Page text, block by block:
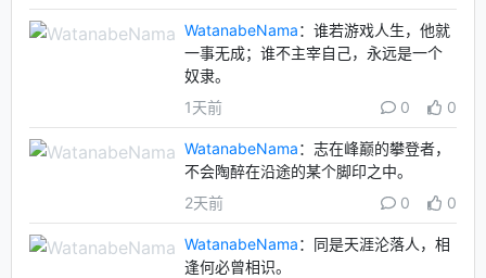
WatanabeNama：谁若游戏人生，他就
一事无成；谁不主宰自己，永远是一个
奴隶。
1天前
0 0
WatanabeNama：志在峰巅的攀登者，
不会陶醉在沿途的某个脚印之中。
2天前
0 0
WatanabeNama：同是天涯沦落人，相
逢何必曾相识。